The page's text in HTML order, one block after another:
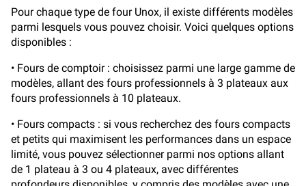
Pour chaque type de four Unox, il existe différents modèles
parmi lesquels vous pouvez choisir. Voici quelques options
disponibles :
• Fours de comptoir : choisissez parmi une large gamme de
modèles, allant des fours professionnels à 3 plateaux aux
fours professionnels à 10 plateaux.
• Fours compacts : si vous recherchez des fours compacts
et petits qui maximisent les performances dans un espace
limité, vous pouvez sélectionner parmi nos options allant
de 1 plateau à 3 ou 4 plateaux, avec différentes